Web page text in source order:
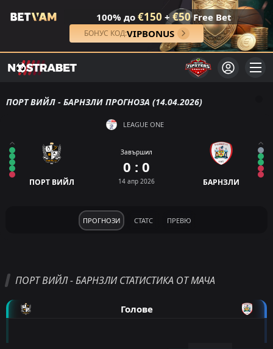
100% до €150 + €50Free Bet
БОНУС КОД:VIPBONUS
ПОРТ ВИЙЛ - БАРНЗЛИ ПРОГНОЗА (14.04.2026)
LEAGUE ONE
ПОРТ ВИЙЛ
Завършил
0 : 0
14 апр 2026 БАРНЗЛИ
ПРОГНОЗИ СТАТС ПРЕВЮ
ПОРТ ВИЙЛ - БАРНЗЛИ СТАТИСТИКА ОТ МАЧА
Голове